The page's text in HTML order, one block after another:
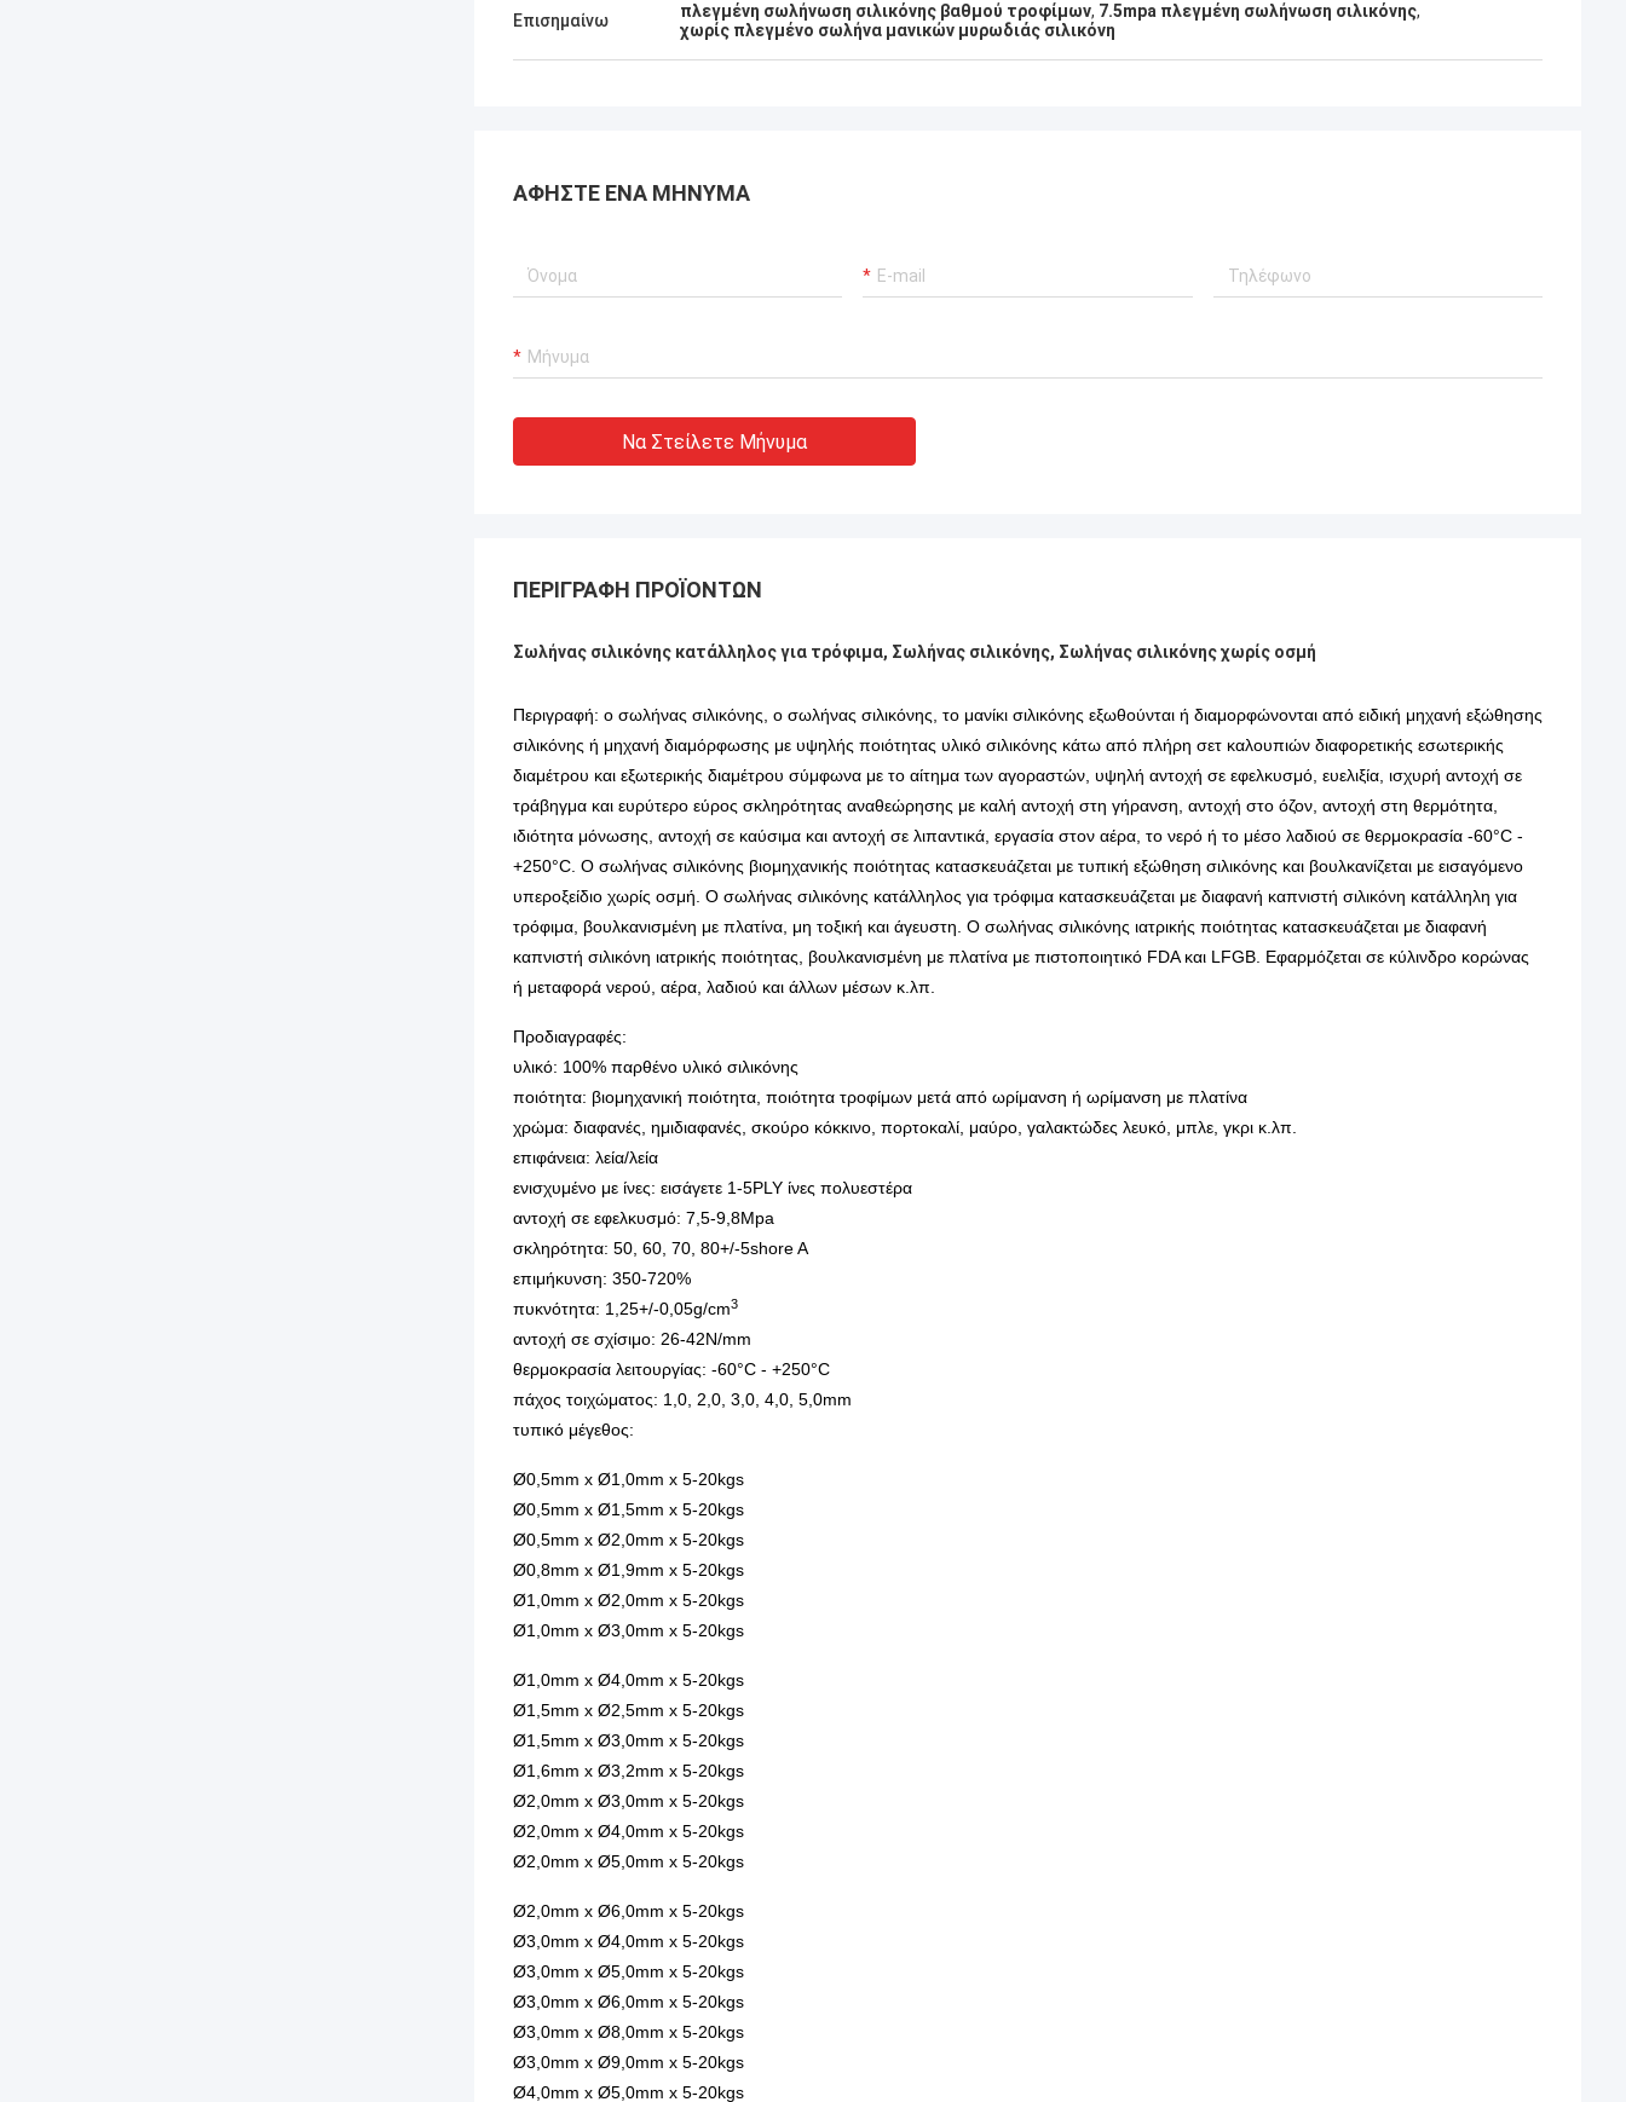
Επισημαίνω πλεγμένη σωλήνωση σιλικόνης βαθμού τροφίμων, 7.5mpa πλεγμένη σωλήνωση σιλικόνης,
χωρίς πλεγμένο σωλήνα μανικών μυρωδιάς σιλικόνη
ΑΦΉΣΤΕ ΈΝΑ ΜΉΝΥΜΑ
Να Στείλετε Μήνυμα
ΠΕΡΙΓΡΑΦΉ ΠΡΟΪΌΝΤΩΝ
Σωλήνας σιλικόνης κατάλληλος για τρόφιμα, Σωλήνας σιλικόνης, Σωλήνας σιλικόνης χωρίς οσμή
Περιγραφή: ο σωλήνας σιλικόνης, ο σωλήνας σιλικόνης, το μανίκι σιλικόνης εξωθούνται ή διαμορφώνονται από ειδική μηχανή εξώθησης
σιλικόνης ή μηχανή διαμόρφωσης με υψηλής ποιότητας υλικό σιλικόνης κάτω από πλήρη σετ καλουπιών διαφορετικής εσωτερικής
διαμέτρου και εξωτερικής διαμέτρου σύμφωνα με το αίτημα των αγοραστών, υψηλή αντοχή σε εφελκυσμό, ευελιξία, ισχυρή αντοχή σε
τράβηγμα και ευρύτερο εύρος σκληρότητας αναθεώρησης με καλή αντοχή στη γήρανση, αντοχή στο όζον, αντοχή στη θερμότητα,
ιδιότητα μόνωσης, αντοχή σε καύσιμα και αντοχή σε λιπαντικά, εργασία στον αέρα, το νερό ή το μέσο λαδιού σε θερμοκρασία -60°C -
+250°C. Ο σωλήνας σιλικόνης βιομηχανικής ποιότητας κατασκευάζεται με τυπική εξώθηση σιλικόνης και βουλκανίζεται με εισαγόμενο
υπεροξείδιο χωρίς οσμή. Ο σωλήνας σιλικόνης κατάλληλος για τρόφιμα κατασκευάζεται με διαφανή καπνιστή σιλικόνη κατάλληλη για
τρόφιμα, βουλκανισμένη με πλατίνα, μη τοξική και άγευστη. Ο σωλήνας σιλικόνης ιατρικής ποιότητας κατασκευάζεται με διαφανή
καπνιστή σιλικόνη ιατρικής ποιότητας, βουλκανισμένη με πλατίνα με πιστοποιητικό FDA και LFGB. Εφαρμόζεται σε κύλινδρο κορώνας
ή μεταφορά νερού, αέρα, λαδιού και άλλων μέσων κ.λπ.
Προδιαγραφές:
υλικό: 100% παρθένο υλικό σιλικόνης
ποιότητα: βιομηχανική ποιότητα, ποιότητα τροφίμων μετά από ωρίμανση ή ωρίμανση με πλατίνα
χρώμα: διαφανές, ημιδιαφανές, σκούρο κόκκινο, πορτοκαλί, μαύρο, γαλακτώδες λευκό, μπλε, γκρι κ.λπ.
επιφάνεια: λεία/λεία
ενισχυμένο με ίνες: εισάγετε 1-5PLY ίνες πολυεστέρα
αντοχή σε εφελκυσμό: 7,5-9,8Mpa
σκληρότητα: 50, 60, 70, 80+/-5shore A
επιμήκυνση: 350-720%
πυκνότητα: 1,25+/-0,05g/cm3
αντοχή σε σχίσιμο: 26-42N/mm
θερμοκρασία λειτουργίας: -60°C - +250°C
πάχος τοιχώματος: 1,0, 2,0, 3,0, 4,0, 5,0mm
τυπικό μέγεθος:
Ø0,5mm x Ø1,0mm x 5-20kgs
Ø0,5mm x Ø1,5mm x 5-20kgs
Ø0,5mm x Ø2,0mm x 5-20kgs
Ø0,8mm x Ø1,9mm x 5-20kgs
Ø1,0mm x Ø2,0mm x 5-20kgs
Ø1,0mm x Ø3,0mm x 5-20kgs
Ø1,0mm x Ø4,0mm x 5-20kgs
Ø1,5mm x Ø2,5mm x 5-20kgs
Ø1,5mm x Ø3,0mm x 5-20kgs
Ø1,6mm x Ø3,2mm x 5-20kgs
Ø2,0mm x Ø3,0mm x 5-20kgs
Ø2,0mm x Ø4,0mm x 5-20kgs
Ø2,0mm x Ø5,0mm x 5-20kgs
Ø2,0mm x Ø6,0mm x 5-20kgs
Ø3,0mm x Ø4,0mm x 5-20kgs
Ø3,0mm x Ø5,0mm x 5-20kgs
Ø3,0mm x Ø6,0mm x 5-20kgs
Ø3,0mm x Ø8,0mm x 5-20kgs
Ø3,0mm x Ø9,0mm x 5-20kgs
Ø4,0mm x Ø5,0mm x 5-20kgs